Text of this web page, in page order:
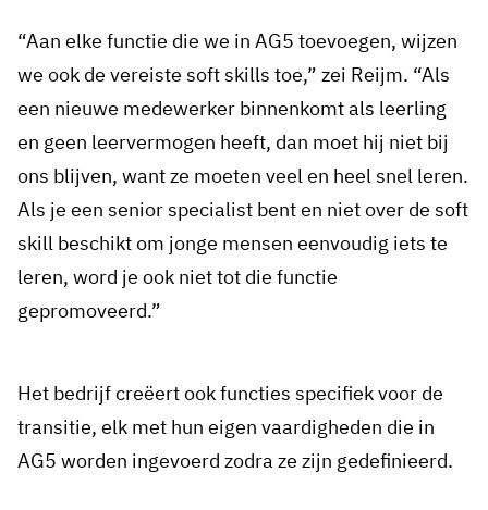
“Aan elke functie die we in AG5 toevoegen, wijzen
we ook de vereiste soft skills toe,” zei Reijm. “Als
een nieuwe medewerker binnenkomt als leerling
en geen leervermogen heeft, dan moet hij niet bij
ons blijven, want ze moeten veel en heel snel leren.
Als je een senior specialist bent en niet over de soft
skill beschikt om jonge mensen eenvoudig iets te
leren, word je ook niet tot die functie
gepromoveerd.”
Het bedrijf creëert ook functies specifiek voor de
transitie, elk met hun eigen vaardigheden die in
AG5 worden ingevoerd zodra ze zijn gedefinieerd.